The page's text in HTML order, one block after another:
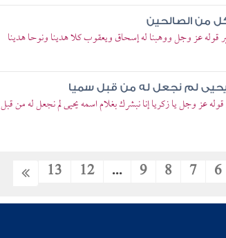
من الصالحين
قوله عز وجل ووهبنا له إسحاق ويعقوب كلا هدينا ونوحا هدينا
يحيى لم نجعل له من قبل سميا
عز وجل يا زكريا إنا نبشرك بغلام اسمه يحيى لم نجعل له من قبل
6
7
8
9
...
12
13